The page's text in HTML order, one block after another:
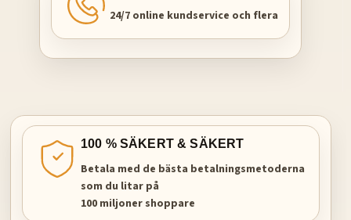
24/7 online kundservice och flera
100 % SÄKERT & SÄKERT
Betala med de bästa betalningsmetoderna
som du litar på
100 miljoner shoppare